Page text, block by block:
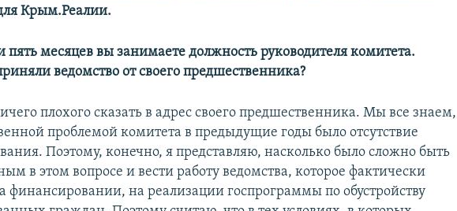
Крым.Реалии.
пять месяцев вы занимаете должность руководителя комитета.
ведомство от своего предшественника?
плохого сказать в адрес своего предшественника. Мы все знаем,
проблемой комитета в предыдущие годы было отсутствие
Поэтому, конечно, я представляю, насколько было сложно быть
в этом вопросе и вести работу ведомства, которое фактически
финансировании, на реализации госпрограммы по обустройству